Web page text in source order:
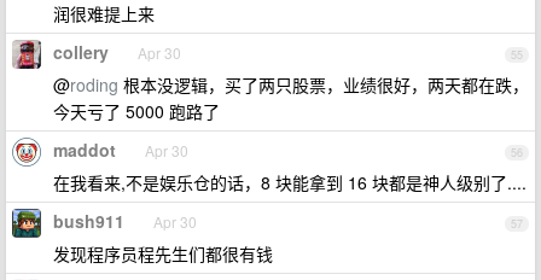
润很难提上来
55
collery Apr 30
@roding 根本没逻辑，买了两只股票，业绩很好，两天都在跌，
今天亏了 5000 跑路了
56
maddot Apr 30
在我看来,不是娱乐仓的话，8 块能拿到 16 块都是神人级别了....
57
bush911 Apr 30
发现程序员程先生们都很有钱